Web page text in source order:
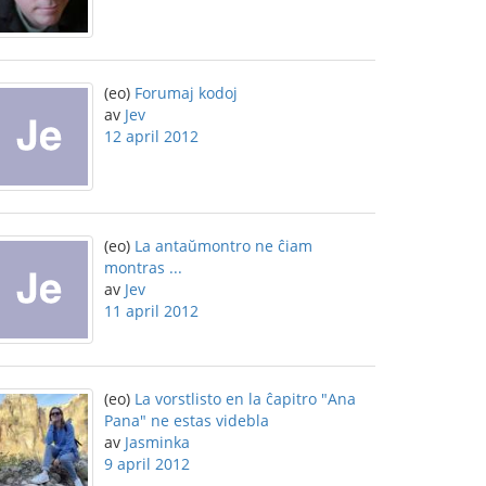
(eo) Forumaj kodoj
av Jev
12 april 2012
(eo) La antaŭmontro ne ĉiam
montras ...
av Jev
11 april 2012
(eo) La vorstlisto en la ĉapitro "Ana
Pana" ne estas videbla
av Jasminka
9 april 2012